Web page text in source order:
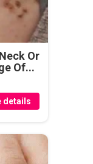
Or
Of...
details